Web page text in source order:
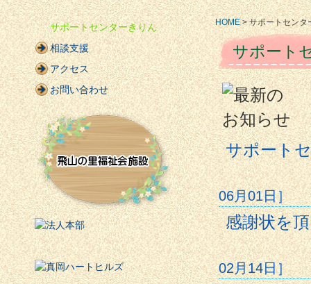
HOME> サポートセンタ
サポート
サポート
06月01日］
感謝状を
02月14日］
サポートセンターきりん
相談支援
アクセス
お問い合わせ